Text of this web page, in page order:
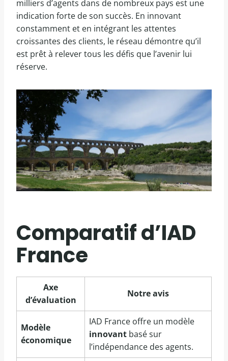
milliers d’agents dans de nombreux pays est une
indication forte de son succès. En innovant
constamment et en intégrant les attentes
croissantes des clients, le réseau démontre qu’il
est prêt à relever tous les défis que l’avenir lui
réserve.
Comparatif d’IAD
France
Axe
d’évaluation
Notre avis
Modèle
économique
IAD France offre un modèle
innovant basé sur
l’indépendance des agents.